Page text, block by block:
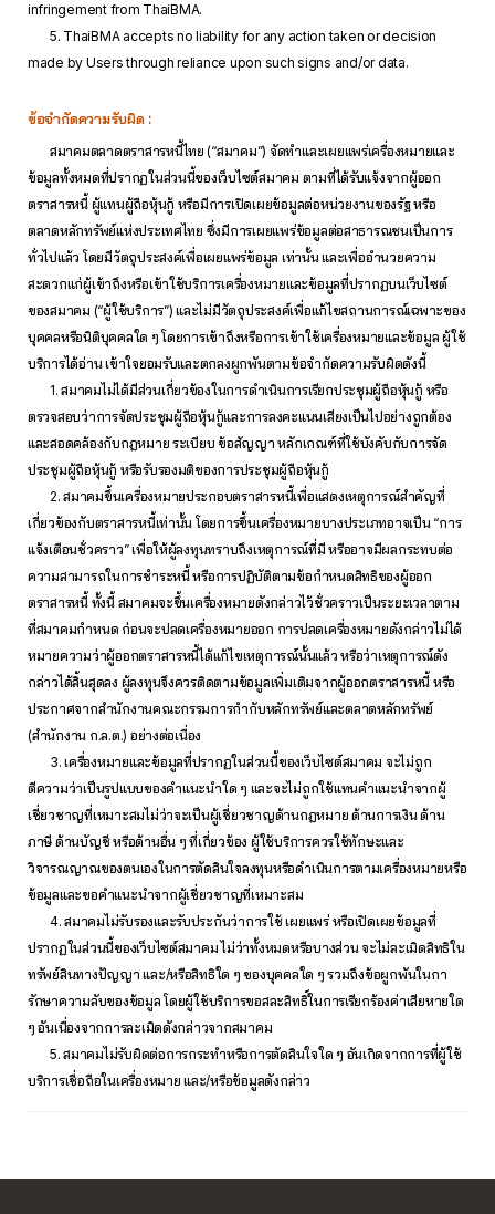
infringement from ThaiBMA.
5. ThaiBMA accepts no liability for any action taken or decision
made by Users through reliance upon such signs and/or data.
ข้อจำกัดความรับผิด :
สมาคมตลาดตราสารหนี้ไทย (“สมาคม”) จัดทำและเผยแพร่เครื่องหมายและ
ข้อมูลทั้งหมดที่ปรากฏในส่วนนี้ของเว็บไซต์สมาคม ตามที่ได้รับแจ้งจากผู้ออก
ตราสารหนี้ ผู้แทนผู้ถือหุ้นกู้ หรือมีการเปิดเผยข้อมูลต่อหน่วยงานของรัฐ หรือ
ตลาดหลักทรัพย์แห่งประเทศไทย ซึ่งมีการเผยแพร่ข้อมูลต่อสาธารณชนเป็นการ
ทั่วไปแล้ว โดยมีวัตถุประสงค์เพื่อเผยแพร่ข้อมูล เท่านั้น และเพื่ออำนวยความ
สะดวกแก่ผู้เข้าถึงหรือเข้าใช้บริการเครื่องหมายและข้อมูลที่ปรากฏบนเว็บไซต์
ของสมาคม (“ผู้ใช้บริการ”) และไม่มีวัตถุประสงค์เพื่อแก้ไขสถานการณ์เฉพาะของ
บุคคลหรือนิติบุคคลใด ๆ โดยการเข้าถึงหรือการเข้าใช้เครื่องหมายและข้อมูล ผู้ใช้
บริการได้อ่าน เข้าใจยอมรับและตกลงผูกพันตามข้อจำกัดความรับผิดดังนี้
1. สมาคมไม่ได้มีส่วนเกี่ยวข้องในการดำเนินการเรียกประชุมผู้ถือหุ้นกู้ หรือ
ตรวจสอบว่าการจัดประชุมผู้ถือหุ้นกู้และการลงคะแนนเสียงเป็นไปอย่างถูกต้อง
และสอดคล้องกับกฎหมาย ระเบียบ ข้อสัญญา หลักเกณฑ์ที่ใช้บังคับกับการจัด
ประชุมผู้ถือหุ้นกู้ หรือรับรองมติของการประชุมผู้ถือหุ้นกู้
2. สมาคมขึ้นเครื่องหมายประกอบตราสารหนี้เพื่อแสดงเหตุการณ์สำคัญที่
เกี่ยวข้องกับตราสารหนี้เท่านั้น โดยการขึ้นเครื่องหมายบางประเภทอาจเป็น “การ
แจ้งเตือนชั่วคราว” เพื่อให้ผู้ลงทุนทราบถึงเหตุการณ์ที่มี หรืออาจมีผลกระทบต่อ
ความสามารถในการชำระหนี้ หรือการปฏิบัติตามข้อกำหนดสิทธิของผู้ออก
ตราสารหนี้ ทั้งนี้ สมาคมจะขึ้นเครื่องหมายดังกล่าวไว้ชั่วคราวเป็นระยะเวลาตาม
ที่สมาคมกำหนด ก่อนจะปลดเครื่องหมายออก การปลดเครื่องหมายดังกล่าวไม่ได้
หมายความว่าผู้ออกตราสารหนี้ได้แก้ไขเหตุการณ์นั้นแล้ว หรือว่าเหตุการณ์ดัง
กล่าวได้สิ้นสุดลง ผู้ลงทุนจึงควรติดตามข้อมูลเพิ่มเติมจากผู้ออกตราสารหนี้ หรือ
ประกาศจากสำนักงานคณะกรรมการกำกับหลักทรัพย์และตลาดหลักทรัพย์
(สำนักงาน ก.ล.ต.) อย่างต่อเนื่อง
3. เครื่องหมายและข้อมูลที่ปรากฏในส่วนนี้ของเว็บไซต์สมาคม จะไม่ถูก
ตีความว่าเป็นรูปแบบของคำแนะนำใด ๆ และจะไม่ถูกใช้แทนคำแนะนำจากผู้
เชี่ยวชาญที่เหมาะสมไม่ว่าจะเป็นผู้เชี่ยวชาญด้านกฎหมาย ด้านการเงิน ด้าน
ภาษี ด้านบัญชี หรือด้านอื่น ๆ ที่เกี่ยวข้อง ผู้ใช้บริการควรใช้ทักษะและ
วิจารณญาณของตนเองในการตัดสินใจลงทุนหรือดำเนินการตามเครื่องหมายหรือ
ข้อมูลและขอคำแนะนำจากผู้เชี่ยวชาญที่เหมาะสม
4. สมาคมไม่รับรองและรับประกันว่าการใช้ เผยแพร่ หรือเปิดเผยข้อมูลที่
ปรากฏในส่วนนี้ของเว็บไซต์สมาคม ไม่ว่าทั้งหมดหรือบางส่วน จะไม่ละเมิดสิทธิใน
ทรัพย์สินทางปัญญา และ/หรือสิทธิใด ๆ ของบุคคลใด ๆ รวมถึงข้อผูกพันในกา
รักษาความลับของข้อมูล โดยผู้ใช้บริการขอสละสิทธิ์ในการเรียกร้องค่าเสียหายใด
ๆ อันเนื่องจากการละเมิดดังกล่าวจากสมาคม
5. สมาคมไม่รับผิดต่อการกระทำหรือการตัดสินใจใด ๆ อันเกิดจากการที่ผู้ใช้
บริการเชื่อถือในเครื่องหมาย และ/หรือข้อมูลดังกล่าว